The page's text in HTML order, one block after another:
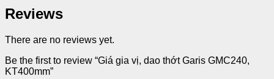
Reviews
There are no reviews yet.
Be the first to review “Giá gia vị, dao thớt Garis GMC240,
KT400mm”